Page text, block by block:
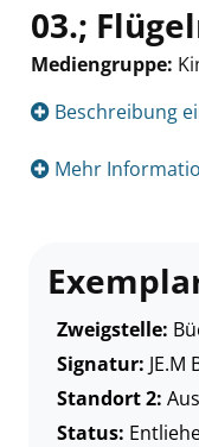
03.;
Mediengruppe:
Beschreibung
Mehr
Zweigstelle:
Signatur: JE.M
Standort 2:
Status: